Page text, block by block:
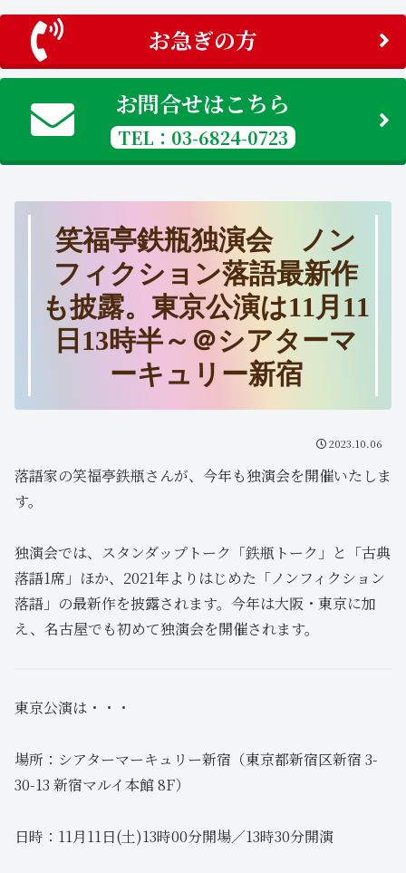
お急ぎの方
お問合せはこちら
TEL：03-6824-0723
笑福亭鉄瓶独演会 ノン
フィクション落語最新作
も披露。東京公演は11月11
日13時半～＠シアターマ
ーキュリー新宿
2023.10.06
落語家の笑福亭鉄瓶さんが、今年も独演会を開催いたしま
す。
独演会では、スタンダップトーク「鉄瓶トーク」と「古典
落語1席」ほか、2021年よりはじめた「ノンフィクション
落語」の最新作を披露されます。今年は大阪・東京に加
え、名古屋でも初めて独演会を開催されます。
東京公演は・・・
場所：シアターマーキュリー新宿（東京都新宿区新宿 3-
30-13 新宿マルイ本館 8F）
日時：11月11日(土)13時00分開場／13時30分開演